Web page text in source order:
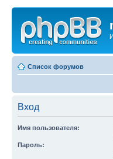
Список форумов
Вход
Имя пользователя:
Пароль: